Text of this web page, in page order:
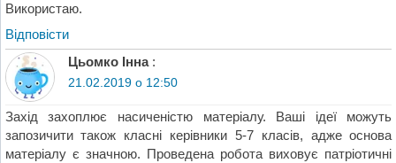
Використаю.
Відповіcти
Цьомко Інна :
21.02.2019 о 12:50
Захід захоплює насиченістю матеріалу. Ваші ідеї можуть
запозичити також класні керівники 5-7 класів, адже основа
матеріалу є значною. Проведена робота виховує патріотичні